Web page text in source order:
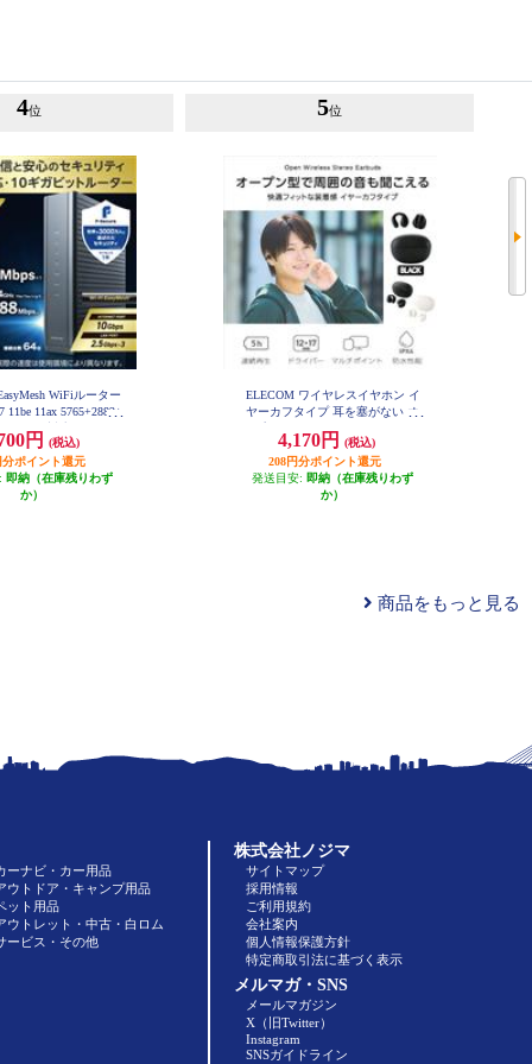
4位
WiFiルーター
11ax 5765+2882+
リティ搭載 ブラック
BE94XSD-B
円
(税込)
分ポイント還元
即納（在庫残りわず
か）
5位
ELECOM ワイヤレスイヤホン イ
ヤーカフタイプ 耳を塞がない オ
ポイント 軽量 ブラック LBT-OWS
03BK
4,170円
(税込)
208円分ポイント還元
発送目安: 即納（在庫残りわず
か）
商品をもっと見る
ーナビ・カー用品
ウトドア・キャンプ用品
ット用品
ウトレット・中古・白ロム
ービス・その他
株式会社ノジマ
サイトマップ
採用情報
ご利用規約
会社案内
個人情報保護方針
特定商取引法に基づく表示
メルマガ・SNS
メールマガジン
X（旧Twitter）
Instagram
SNSガイドライン